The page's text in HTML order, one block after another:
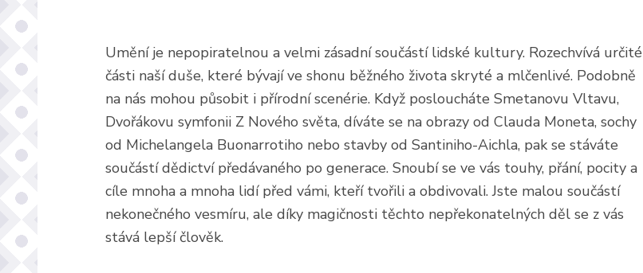
Umění je nepopiratelnou a velmi zásadní součástí lidské kultury. Rozechvívá určité
části naší duše, které bývají ve shonu běžného života skryté a mlčenlivé. Podobně
na nás mohou působit i přírodní scenérie. Když posloucháte Smetanovu Vltavu,
Dvořákovu symfonii Z Nového světa, díváte se na obrazy od Clauda Moneta, sochy
od Michelangela Buonarrotiho nebo stavby od Santiniho-Aichla, pak se stáváte
součástí dědictví předávaného po generace. Snoubí se ve vás touhy, přání, pocity a
cíle mnoha a mnoha lidí před vámi, kteří tvořili a obdivovali. Jste malou součástí
nekonečného vesmíru, ale díky magičnosti těchto nepřekonatelných děl se z vás
stává lepší člověk.